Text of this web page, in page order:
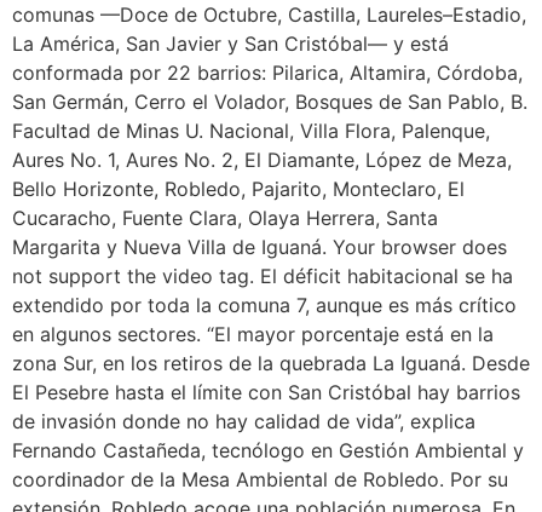
comunas —Doce de Octubre, Castilla, Laureles–Estadio,
La América, San Javier y San Cristóbal— y está
conformada por 22 barrios: Pilarica, Altamira, Córdoba,
San Germán, Cerro el Volador, Bosques de San Pablo, B.
Facultad de Minas U. Nacional, Villa Flora, Palenque,
Aures No. 1, Aures No. 2, El Diamante, López de Meza,
Bello Horizonte, Robledo, Pajarito, Monteclaro, El
Cucaracho, Fuente Clara, Olaya Herrera, Santa
Margarita y Nueva Villa de Iguaná. Your browser does
not support the video tag. El déficit habitacional se ha
extendido por toda la comuna 7, aunque es más crítico
en algunos sectores. “El mayor porcentaje está en la
zona Sur, en los retiros de la quebrada La Iguaná. Desde
El Pesebre hasta el límite con San Cristóbal hay barrios
de invasión donde no hay calidad de vida”, explica
Fernando Castañeda, tecnólogo en Gestión Ambiental y
coordinador de la Mesa Ambiental de Robledo. Por su